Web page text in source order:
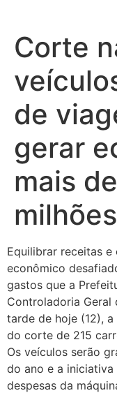
Corte
de
gerar
mais
Equilibrar receitas
econômico
gastos que a
Controladoria Geral
tarde de hoje (12),
do corte de 215
Os veículos serão
do ano e a
despesas da